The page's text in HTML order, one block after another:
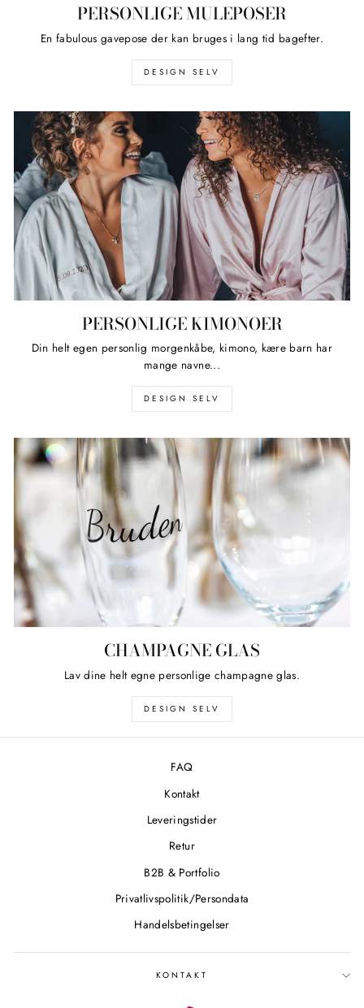
PERSONLIGE MULEPOSER
En fabulous gavepose der kan bruges i lang tid bagefter.
DESIGN SELV
PERSONLIGE KIMONOER
Din helt egen personlig morgenkåbe, kimono, kære barn har
mange navne...
DESIGN SELV
CHAMPAGNE GLAS
Lav dine helt egne personlige champagne glas.
DESIGN SELV
FAQ
Kontakt
Leveringstider
Retur
B2B & Portfolio
Privatlivspolitik/Persondata
Handelsbetingelser
KONTAKT